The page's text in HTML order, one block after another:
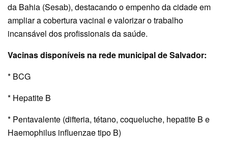
da Bahia (Sesab), destacando o empenho da cidade em
ampliar a cobertura vacinal e valorizar o trabalho
incansável dos profissionais da saúde.
Vacinas disponíveis na rede municipal de Salvador:
* BCG
* Hepatite B
* Pentavalente (difteria, tétano, coqueluche, hepatite B e
Haemophilus influenzae tipo B)